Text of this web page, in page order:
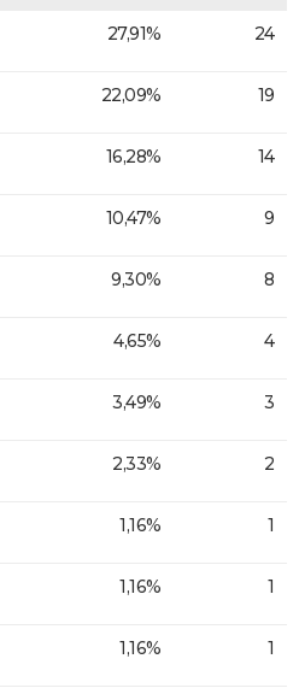
27,91% 24
22,09% 19
16,28% 14
10,47% 9
9,30% 8
4,65% 4
3,49% 3
2,33% 2
1,16% 1
1,16% 1
1,16% 1